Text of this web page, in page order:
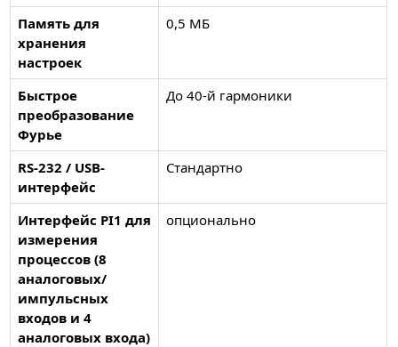
Память для
хранения
настроек
0,5 МБ
Быстрое
преобразование
Фурье
До 40-й гармоники
RS-232 / USB-
интерфейс
Стандартно
Интерфейс PI1 для
измерения
процессов (8
аналоговых/
импульсных
входов и 4
аналоговых входа)
опционально